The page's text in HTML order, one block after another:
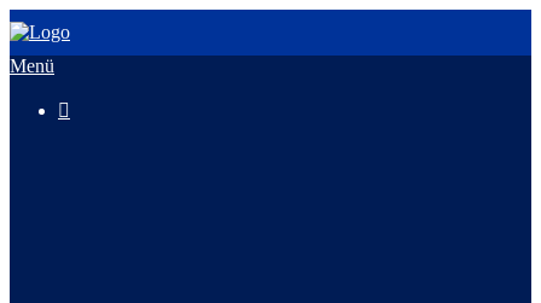
Menü
